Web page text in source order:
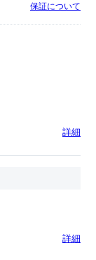
保証について
詳細
詳細